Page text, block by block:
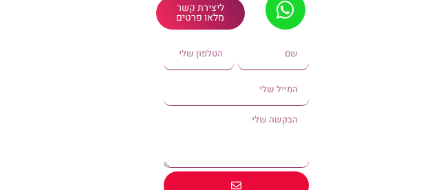
ליצירת קשר
מלאו פרטים